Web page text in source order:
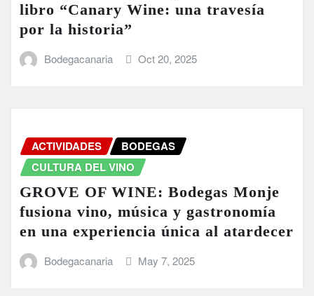
libro “Canary Wine: una travesía
por la historia”
Bodegacanaria Oct 20, 2025
ACTIVIDADES
BODEGAS
CULTURA DEL VINO
GROVE OF WINE: Bodegas Monje
fusiona vino, música y gastronomía
en una experiencia única al atardecer
Bodegacanaria May 7, 2025